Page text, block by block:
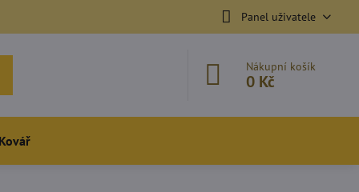
Panel uživatele
Nákupní košík
0 Kč